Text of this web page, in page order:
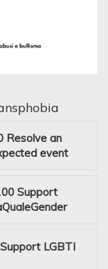
Resolve an
event
Support
Support LGBTI